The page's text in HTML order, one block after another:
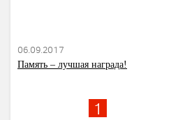
06.09.2017
Память – лучшая награда!
1